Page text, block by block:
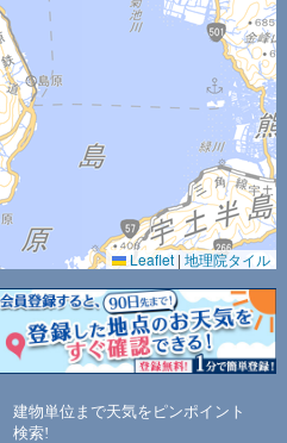
34 34 34
0.0 0.0 0.0
45 43 40 40 40
西 西 南西 南西 南西
4
Leaflet | 地理院タイル
建物単位まで天気をピンポイント
検索!